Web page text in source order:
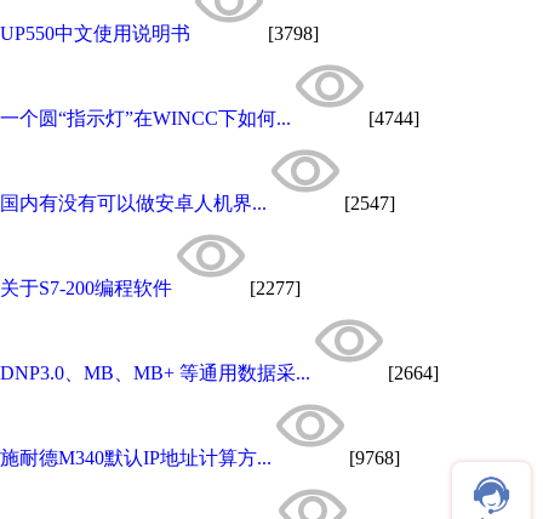
UP550中文使用说明书 [3798]
一个圆“指示灯”在WINCC下如何... [4744]
国内有没有可以做安卓人机界... [2547]
关于S7-200编程软件 [2277]
DNP3.0、MB、MB+ 等通用数据采... [2664]
施耐德M340默认IP地址计算方... [9768]